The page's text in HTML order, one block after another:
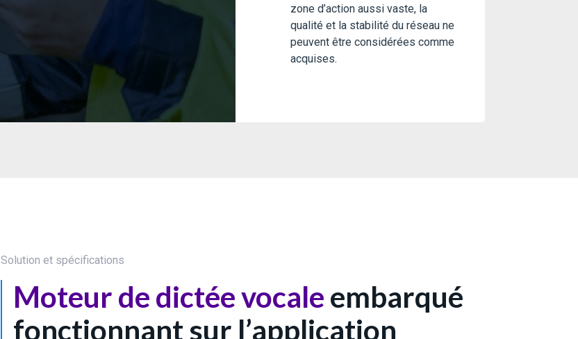
zone d’action aussi vaste, la
qualité et la stabilité du réseau ne
peuvent être considérées comme
acquises.
Solution et spécifications
Moteur de dictée vocale embarqué
fonctionnant sur l’application